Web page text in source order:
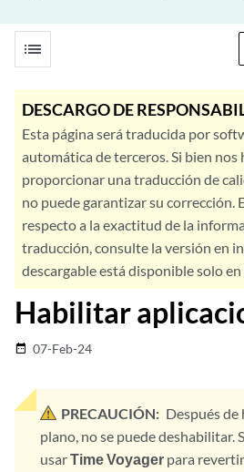
list
DESCARGO DE
Esta página será traducida por
automática de terceros. Si bien nos
proporcionar una traducción de
no puede garantizar su corrección.
respecto a la exactitud de la
traducción, consulte la versión en
descargable está disponible solo en
Habilitar
date_range 07-Feb-24
PRECAUCIÓN: Después
plano, no se puede deshabilitar.
usarTime Voyager para